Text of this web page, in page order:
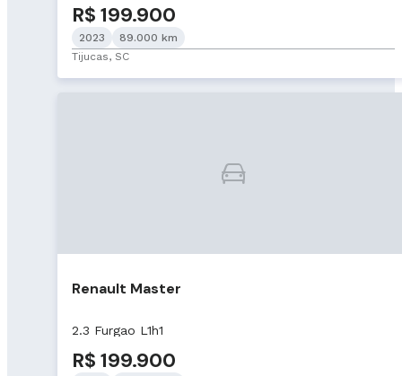
R$ 199.900
2023
89.000 km
Tijucas, SC
Renault Master
2.3 Furgao L1h1
R$ 199.900